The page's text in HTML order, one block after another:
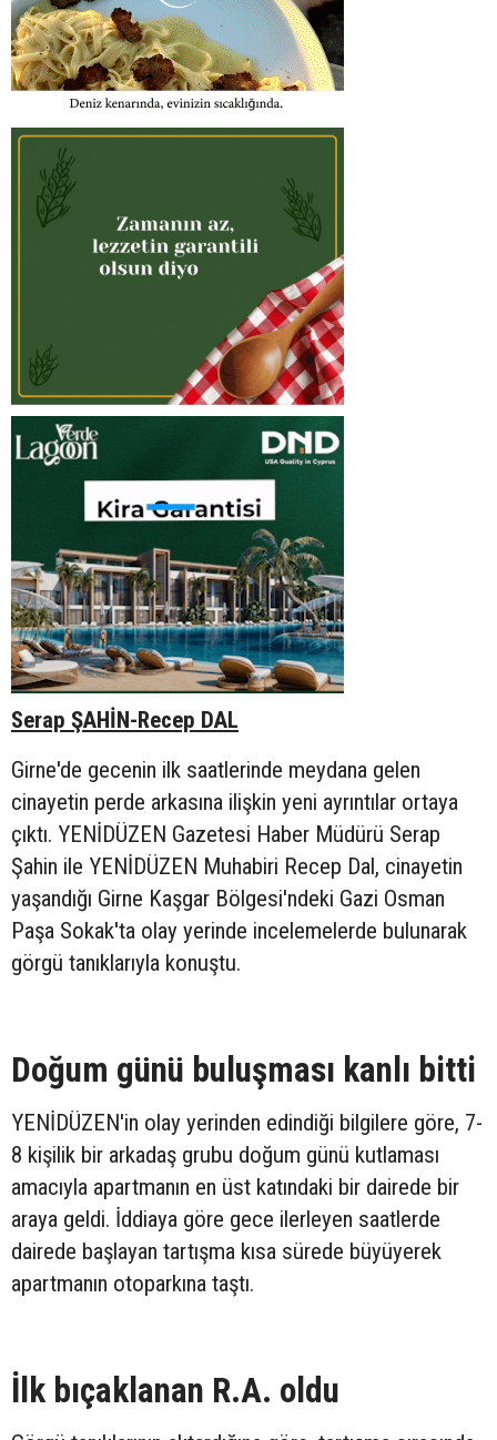
Serap ŞAHİN-Recep DAL
Girne'de gecenin ilk saatlerinde meydana gelen
cinayetin perde arkasına ilişkin yeni ayrıntılar ortaya
çıktı. YENİDÜZEN Gazetesi Haber Müdürü Serap
Şahin ile YENİDÜZEN Muhabiri Recep Dal, cinayetin
yaşandığı Girne Kaşgar Bölgesi'ndeki Gazi Osman
Paşa Sokak'ta olay yerinde incelemelerde bulunarak
görgü tanıklarıyla konuştu.
Doğum günü buluşması kanlı bitti
YENİDÜZEN'in olay yerinden edindiği bilgilere göre, 7-
8 kişilik bir arkadaş grubu doğum günü kutlaması
amacıyla apartmanın en üst katındaki bir dairede bir
araya geldi. İddiaya göre gece ilerleyen saatlerde
dairede başlayan tartışma kısa sürede büyüyerek
apartmanın otoparkına taştı.
İlk bıçaklanan R.A. oldu